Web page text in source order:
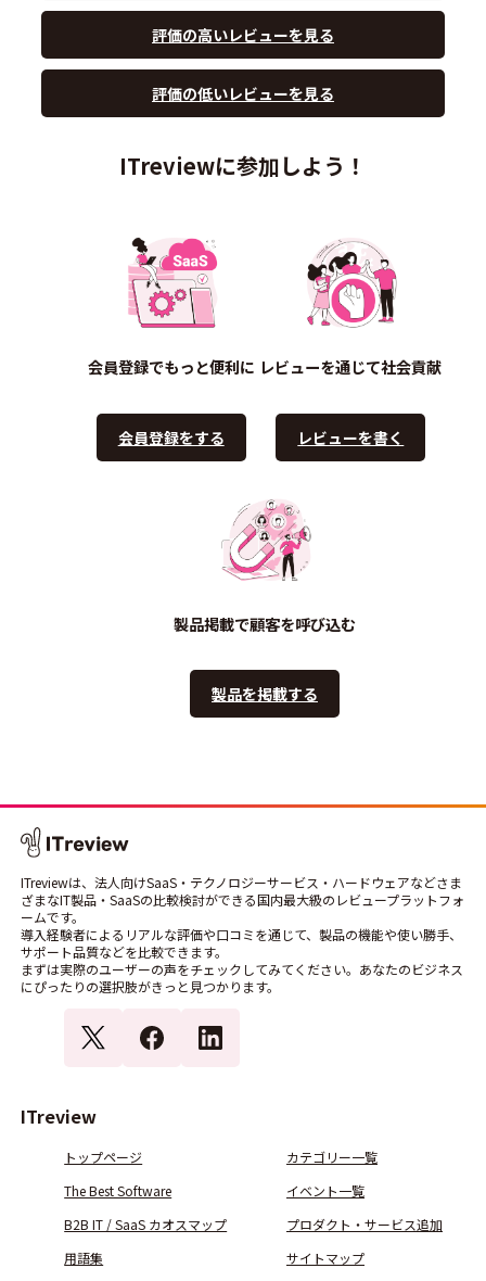
評価の高いレビューを見る
評価の低いレビューを見る
ITreviewに参加しよう！
会員登録でもっと便利に
会員登録をする
レビューを通じて社会貢献
レビューを書く
製品掲載で顧客を呼び込む
製品を掲載する
ITreviewは、法人向けSaaS・テクノロジーサービス・ハードウェアなどさま
ざまなIT製品・SaaSの比較検討ができる国内最大級のレビュープラットフォ
ームです。
導入経験者によるリアルな評価や口コミを通じて、製品の機能や使い勝手、
サポート品質などを比較できます。
まずは実際のユーザーの声をチェックしてみてください。あなたのビジネス
にぴったりの選択肢がきっと見つかります。
ITreview
トップページ
カテゴリー一覧
The Best Software
イベント一覧
B2B IT / SaaS カオスマップ
プロダクト・サービス追加
用語集
サイトマップ